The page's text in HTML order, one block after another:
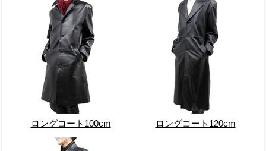
ロングコート100cm ロングコート120cm